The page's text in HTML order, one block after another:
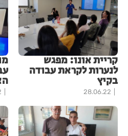
קריית אונו: מפגש
לנערות לקראת עבודה
בקיץ
28.06.22